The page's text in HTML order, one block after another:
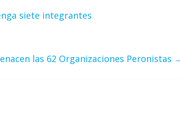
siete integrantes
las 62 Organizaciones Peronistas